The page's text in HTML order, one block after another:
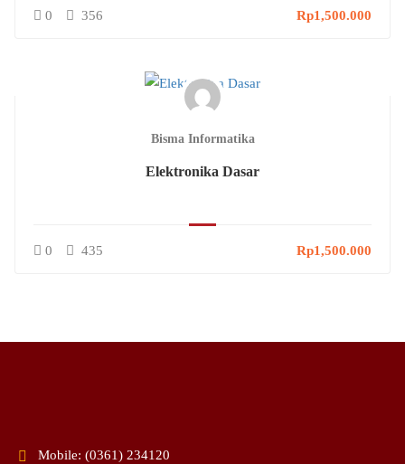
0 356 Rp1,500.000
Bisma Informatika
Elektronika Dasar
0 435 Rp1,500.000
Mobile: (0361) 234120